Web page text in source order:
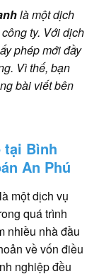
là một dịch
ty. Với dịch
phép mới đầy
Vì thế, bạn
bài viết bên
tại Bình
An Phú
một dịch vụ
quá trình
nhiều nhà đầu
về vốn điều
nghiệp đều